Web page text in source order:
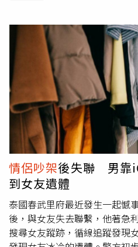
情侶吵架後失聯 男靠
到女友遺體
泰國春武里府最近發生一起憾
後，與女友失去聯繫，他著急
搜尋女友蹤跡，循線追蹤發現